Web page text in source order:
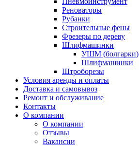
Реноваторы
Рубанки
Строительные фены
Фрезеры по дереву
Шлифмашинки
УШМ (болгарки)
Шлифмашинки
Штроборезы
Условия аренды и оплаты
Доставка и самовывоз
Ремонт и обслуживание
Контакты
О компании
О компании
Отзывы
Вакансии